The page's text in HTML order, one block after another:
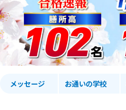
メッセージ お通いの学校